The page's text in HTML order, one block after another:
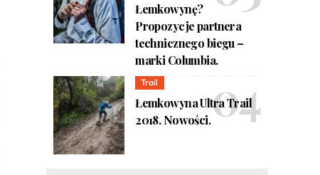
Łemkowynę?
Propozycje partnera
technicznego biegu –
marki Columbia.
Trail
Łemkowyna Ultra Trail
2018. Nowości.